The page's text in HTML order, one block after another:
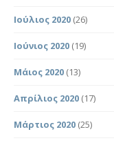
Ιούλιος 2020 (26)
Ιούνιος 2020 (19)
Μάιος 2020 (13)
Απρίλιος 2020 (17)
Μάρτιος 2020 (25)